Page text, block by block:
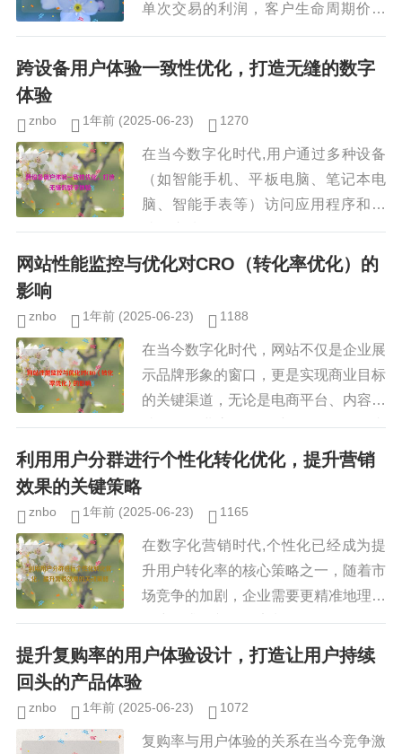
单次交易的利润，客户生命周期价值
（Customer Lifetime Value, CLV）是
衡量客户对企业长期贡献的重要指标，
跨设备用户体验一致性优化，打造无缝的数字
体验
znbo 1年前 (2025-06-23) 1270
在当今数字化时代,用户通过多种设备
（如智能手机、平板电脑、笔记本电
脑、智能手表等）访问应用程序和网
站，这种多设备使用习惯使得跨设备用
户体验一致性成为产品设计和开发的关
网站性能监控与优化对CRO（转化率优化）的
影响
znbo 1年前 (2025-06-23) 1188
在当今数字化时代，网站不仅是企业展
示品牌形象的窗口，更是实现商业目标
的关键渠道，无论是电商平台、内容网
站还是企业官网，用户体验（UX）直
接影响用户的留存率和转化率（CRO,
利用用户分群进行个性化转化优化，提升营销
效果的关键策略
znbo 1年前 (2025-06-23) 1165
在数字化营销时代,个性化已经成为提
升用户转化率的核心策略之一，随着市
场竞争的加剧，企业需要更精准地理解
用户需求，并提供定制化的体验，而用
户分群（User Segmentation）正是实
提升复购率的用户体验设计，打造让用户持续
回头的产品体验
znbo 1年前 (2025-06-23) 1072
复购率与用户体验的关系在当今竞争激